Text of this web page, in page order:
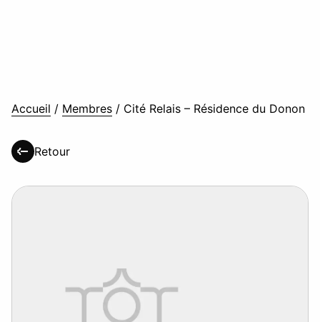
Accueil / Membres / Cité Relais – Résidence du Donon
Retour